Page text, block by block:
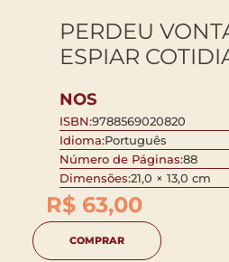
PERDEU
ESPIAR
NOS
ISBN:9788569020820
Idioma:Português
Número de Páginas:88
Dimensões:21,0 × 13,0 cm
R$ 63,00
COMPRAR